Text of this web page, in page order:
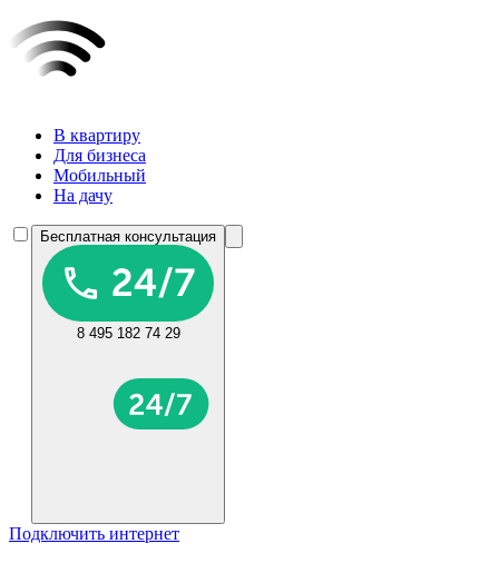
В квартиру
Для бизнеса
Мобильный
На дачу
Бесплатная консультация
8 495 182 74 29
Подключить интернет